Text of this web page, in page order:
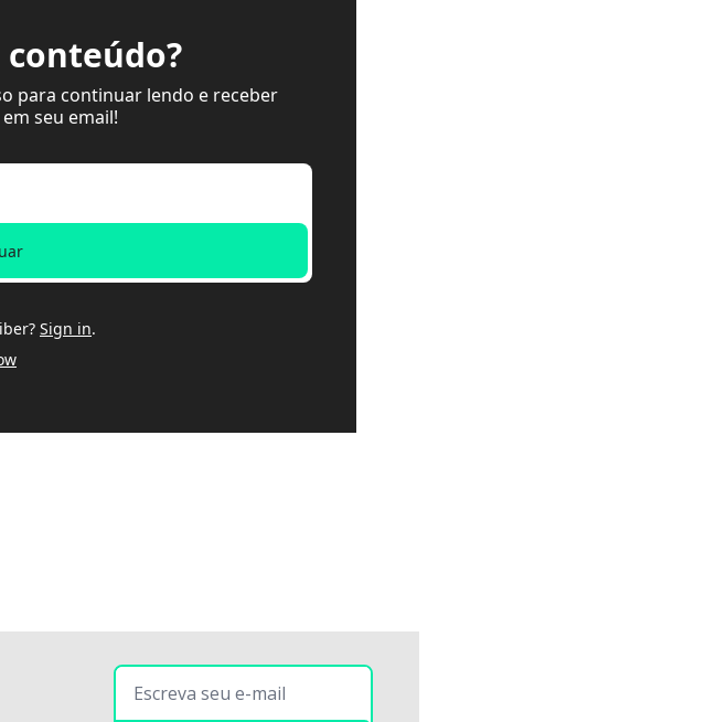
para continuar lendo e receber
seu email!
Sign in.